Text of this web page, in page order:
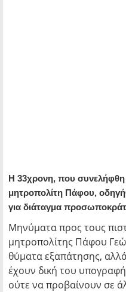
Η 33χρονη, που συνελήφθη
μητροπολίτη Πάφου,
για διάταγμα
Μηνύματα προς τους
μητροπολίτης Πάφου
θύματα εξαπάτησης,
έχουν δική του
ούτε να προβαίνουν σε